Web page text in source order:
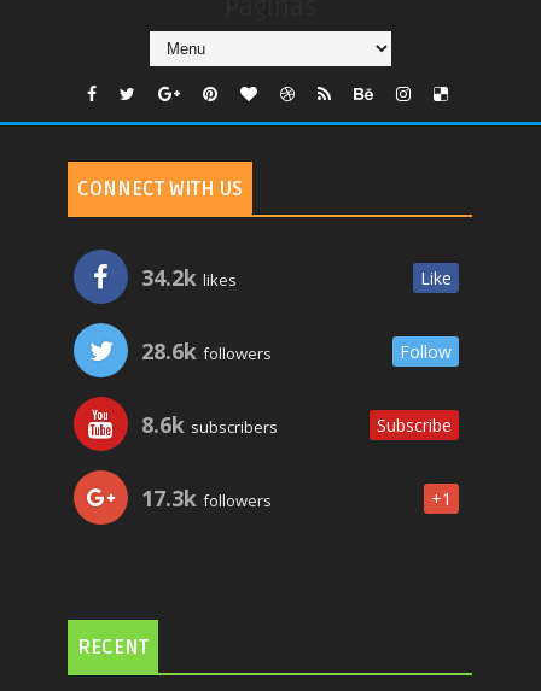
CONNECT WITH US
34.2k likes Like
28.6k followers Follow
8.6k subscribers Subscribe
17.3k followers +1
RECENT